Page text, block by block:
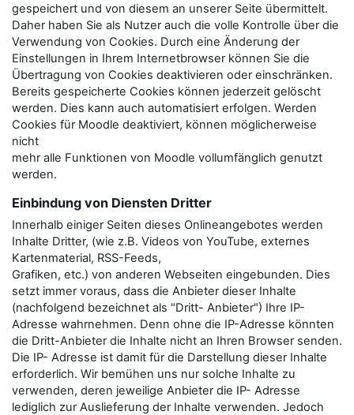
gespeichert und von diesem an unserer Seite übermittelt.
Daher haben Sie als Nutzer auch die volle Kontrolle über die
Verwendung von Cookies. Durch eine Änderung der
Einstellungen in Ihrem Internetbrowser können Sie die
Übertragung von Cookies deaktivieren oder einschränken.
Bereits gespeicherte Cookies können jederzeit gelöscht
werden. Dies kann auch automatisiert erfolgen. Werden
Cookies für Moodle deaktiviert, können möglicherweise
nicht
mehr alle Funktionen von Moodle vollumfänglich genutzt
werden.
Einbindung von Diensten Dritter
Innerhalb einiger Seiten dieses Onlineangebotes werden
Inhalte Dritter, (wie z.B. Videos von YouTube, externes
Kartenmaterial, RSS-Feeds,
Grafiken, etc.) von anderen Webseiten eingebunden. Dies
setzt immer voraus, dass die Anbieter dieser Inhalte
(nachfolgend bezeichnet als "Dritt- Anbieter") Ihre IP-
Adresse wahrnehmen. Denn ohne die IP-Adresse könnten
die Dritt-Anbieter die Inhalte nicht an Ihren Browser senden.
Die IP- Adresse ist damit für die Darstellung dieser Inhalte
erforderlich. Wir bemühen uns nur solche Inhalte zu
verwenden, deren jeweilige Anbieter die IP- Adresse
lediglich zur Auslieferung der Inhalte verwenden. Jedoch